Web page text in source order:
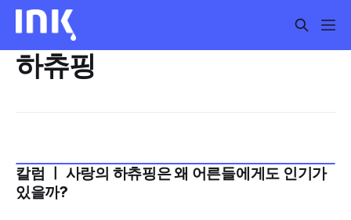
하츄핑
2024년 9월 1주
칼럼 ㅣ 사랑의 하츄핑은 왜 어른들에게도 인기가
있을까?